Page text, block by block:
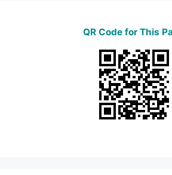
QR Code for This